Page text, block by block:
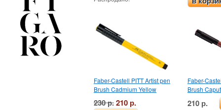
Faber-Castell PITT Artist pen
Brush Cadmium Yellow
230 р.210 р.
Faber-
Brush
210 р.